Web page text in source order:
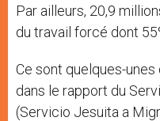
Par ailleurs, 20,9
du travail forcé dont
Ce sont quelques-
dans le rapport du
(Servicio Jesuita a